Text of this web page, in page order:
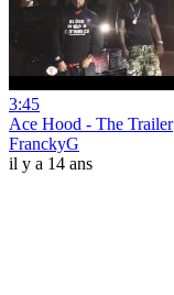
3:45
Ace Hood - The Trailer
FranckyG
il y a 14 ans